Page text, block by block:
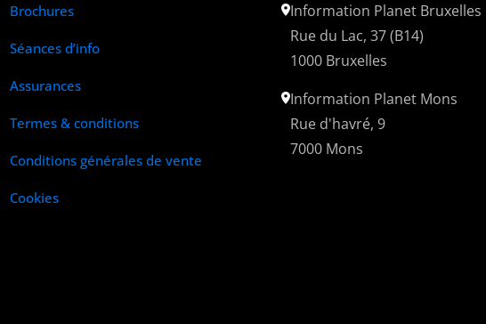
Brochures
Séances d’info
Assurances
Termes & conditions
Conditions générales de vente
Cookies
Information Planet Bruxelles
Rue du Lac, 37 (B14)
1000 Bruxelles
Information Planet Mons
Rue d'havré, 9
7000 Mons